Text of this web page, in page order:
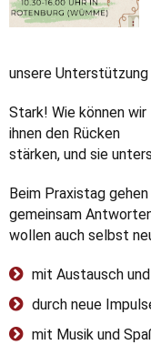
unsere Unterstützung
Stark! Wie können wir
ihnen den Rücken
stärken, und sie
Beim Praxistag
gemeinsam
wollen auch selbst
mit Austausch
durch neue
mit Musik und